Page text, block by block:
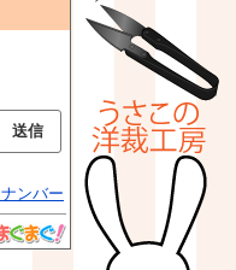
ンバー